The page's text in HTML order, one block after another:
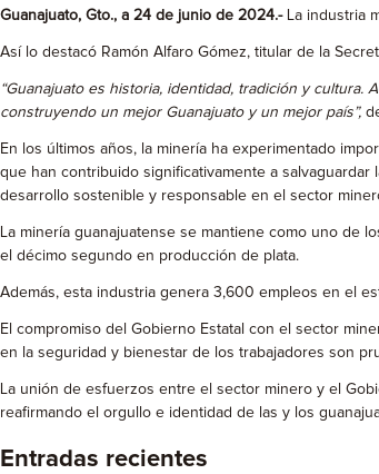
Guanajuato, Gto., a 24 de junio de 2024.-La industria
Así lo destacó Ramón Alfaro Gómez, titular de la
“Guanajuato es historia, identidad, tradición y
construyendo un mejor Guanajuato y un mejor país”,
En los últimos años, la minería ha experimentado
que han contribuido significativamente a
desarrollo sostenible y responsable en el sector
La minería guanajuatense se mantiene como uno de
el décimo segundo en producción de plata.
Además, esta industria genera 3,600 empleos en el
El compromiso del Gobierno Estatal con el sector
en la seguridad y bienestar de los trabajadores son
La unión de esfuerzos entre el sector minero y el
reafirmando el orgullo e identidad de las y los
Entradas recientes